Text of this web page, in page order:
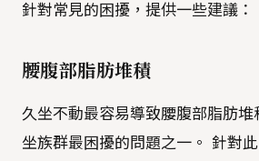
針對常見的困擾，提供一些建議：
腰腹部脂肪堆積
久坐不動最容易導致腰腹部脂肪堆
坐族群最困擾的問題之一。 針對